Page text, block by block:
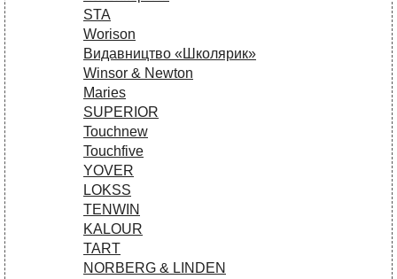
STA
Worison
Видавництво «Школярик»
Winsor & Newton
Maries
SUPERIOR
Touchnew
Touchfive
YOVER
LOKSS
TENWIN
KALOUR
TART
NORBERG & LINDEN